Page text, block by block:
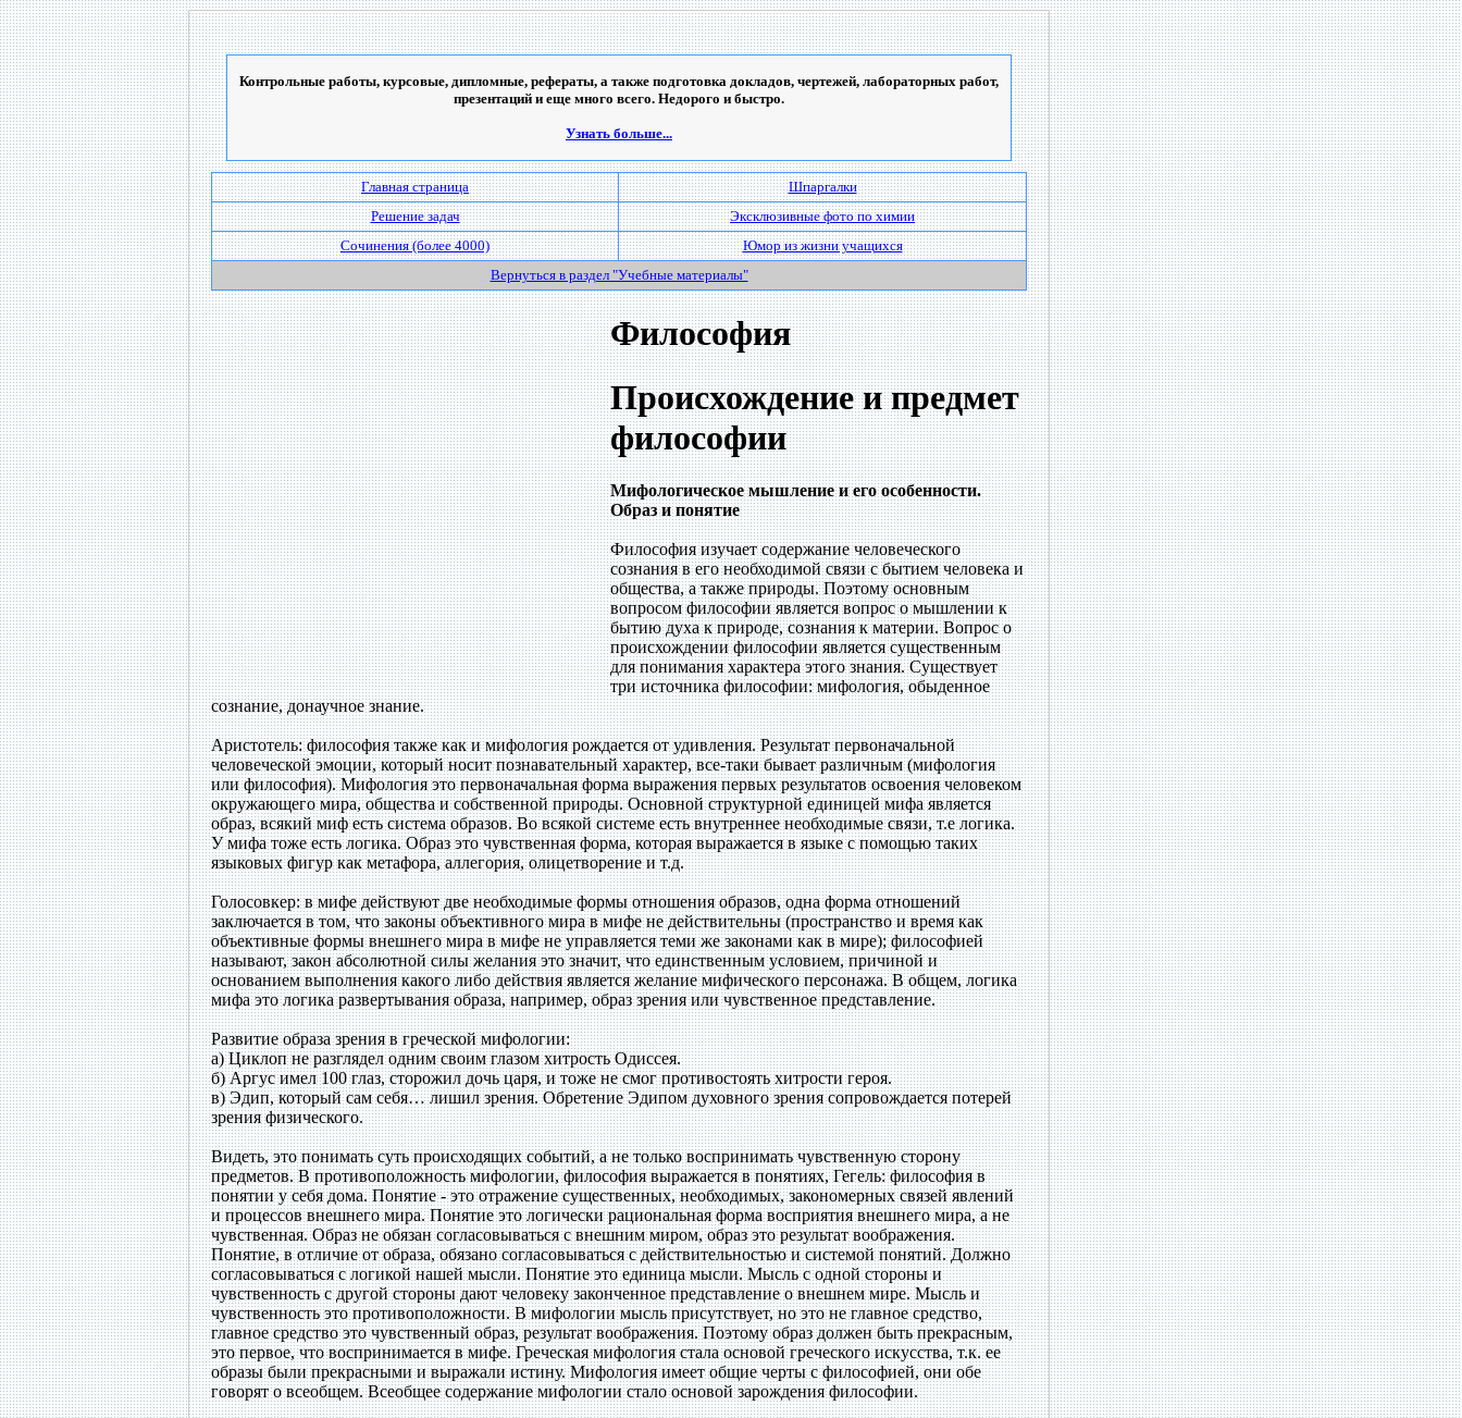
Контрольные работы, курсовые, дипломные, рефераты, а также подготовка докладов, чертежей, лабораторных работ,
презентаций и еще много всего. Недорого и быстро.
Узнать больше...
Главная страница
Шпаргалки
Решение задач
Эксклюзивные фото по химии
Сочинения (более 4000)
Юмор из жизни учащихся
Вернуться в раздел "Учебные материалы"
Философия
Происхождение и предмет
философии
Мифологическое мышление и его особенности.
Образ и понятие
Философия изучает содержание человеческого
сознания в его необходимой связи с бытием человека и
общества, а также природы. Поэтому основным
вопросом философии является вопрос о мышлении к
бытию духа к природе, сознания к материи. Вопрос о
происхождении философии является существенным
для понимания характера этого знания. Существует
три источника философии: мифология, обыденное
сознание, донаучное знание.
Аристотель: философия также как и мифология рождается от удивления. Результат первоначальной
человеческой эмоции, который носит познавательный характер, все-таки бывает различным (мифология
или философия). Мифология это первоначальная форма выражения первых результатов освоения человеком
окружающего мира, общества и собственной природы. Основной структурной единицей мифа является
образ, всякий миф есть система образов. Во всякой системе есть внутреннее необходимые связи, т.е логика.
У мифа тоже есть логика. Образ это чувственная форма, которая выражается в языке с помощью таких
языковых фигур как метафора, аллегория, олицетворение и т.д.
Голосовкер: в мифе действуют две необходимые формы отношения образов, одна форма отношений
заключается в том, что законы объективного мира в мифе не действительны (пространство и время как
объективные формы внешнего мира в мифе не управляется теми же законами как в мире); философией
называют, закон абсолютной силы желания это значит, что единственным условием, причиной и
основанием выполнения какого либо действия является желание мифического персонажа. В общем, логика
мифа это логика развертывания образа, например, образ зрения или чувственное представление.
Развитие образа зрения в греческой мифологии:
а) Циклоп не разглядел одним своим глазом хитрость Одиссея.
б) Аргус имел 100 глаз, сторожил дочь царя, и тоже не смог противостоять хитрости героя.
в) Эдип, который сам себя… лишил зрения. Обретение Эдипом духовного зрения сопровождается потерей
зрения физического.
Видеть, это понимать суть происходящих событий, а не только воспринимать чувственную сторону
предметов. В противоположность мифологии, философия выражается в понятиях, Гегель: философия в
понятии у себя дома. Понятие - это отражение существенных, необходимых, закономерных связей явлений
и процессов внешнего мира. Понятие это логически рациональная форма восприятия внешнего мира, а не
чувственная. Образ не обязан согласовываться с внешним миром, образ это результат воображения.
Понятие, в отличие от образа, обязано согласовываться с действительностью и системой понятий. Должно
согласовываться с логикой нашей мысли. Понятие это единица мысли. Мысль с одной стороны и
чувственность с другой стороны дают человеку законченное представление о внешнем мире. Мысль и
чувственность это противоположности. В мифологии мысль присутствует, но это не главное средство,
главное средство это чувственный образ, результат воображения. Поэтому образ должен быть прекрасным,
это первое, что воспринимается в мифе. Греческая мифология стала основой греческого искусства, т.к. ее
образы были прекрасными и выражали истину. Мифология имеет общие черты с философией, они обе
говорят о всеобщем. Всеобщее содержание мифологии стало основой зарождения философии.